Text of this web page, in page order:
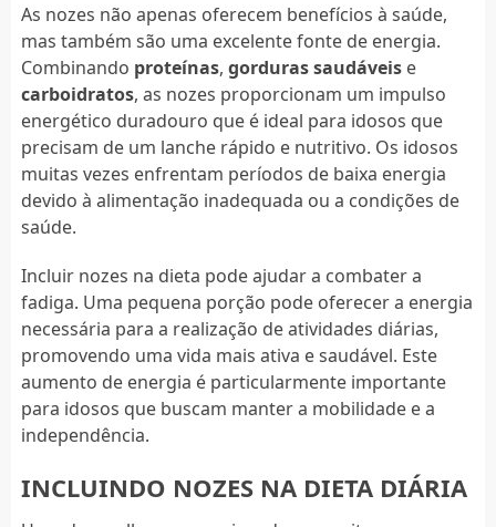
As nozes não apenas oferecem benefícios à saúde,
mas também são uma excelente fonte de energia.
Combinando proteínas, gorduras saudáveise
carboidratos, as nozes proporcionam um impulso
energético duradouro que é ideal para idosos que
precisam de um lanche rápido e nutritivo. Os idosos
muitas vezes enfrentam períodos de baixa energia
devido à alimentação inadequada ou a condições de
saúde.
Incluir nozes na dieta pode ajudar a combater a
fadiga. Uma pequena porção pode oferecer a energia
necessária para a realização de atividades diárias,
promovendo uma vida mais ativa e saudável. Este
aumento de energia é particularmente importante
para idosos que buscam manter a mobilidade e a
independência.
INCLUINDO NOZES NA DIETA DIÁRIA